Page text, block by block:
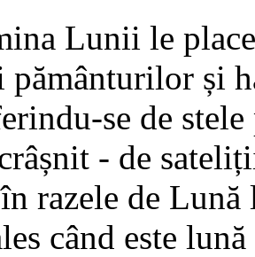
Lunii le
pământurilor și
se de
- de
razele de
când este